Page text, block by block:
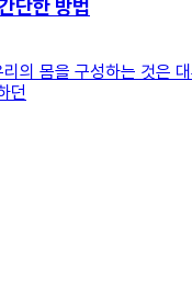
단한 방법
의 몸을 구성하는 것은
던